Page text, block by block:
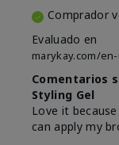
Comprador
Evaluado en
marykay.com/
Comentarios
Styling Gel
Love it
can apply my